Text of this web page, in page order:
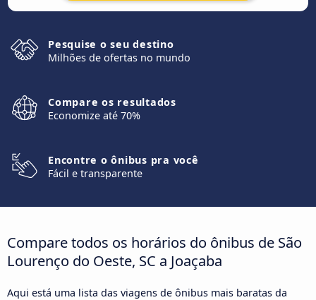
Pesquise o seu destino
Milhões de ofertas no mundo
Compare os resultados
Economize até 70%
Encontre o ônibus pra você
Fácil e transparente
Compare todos os horários do ônibus de São
Lourenço do Oeste, SC a Joaçaba
Aqui está uma lista das viagens de ônibus mais baratas da